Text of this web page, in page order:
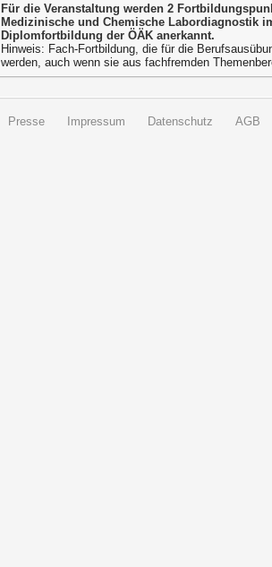
Für die Veranstaltung werden 2
Medizinische und Chemische Labordiagnostik
Diplomfortbildung der ÖÄK anerkannt.
Hinweis: Fach-Fortbildung, die für die
werden, auch wenn sie aus fachfremden
Presse Impressum Datenschutz AGB